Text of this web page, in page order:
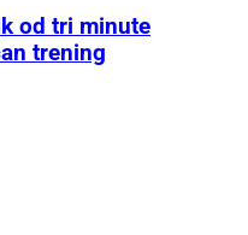
od tri minute
trening